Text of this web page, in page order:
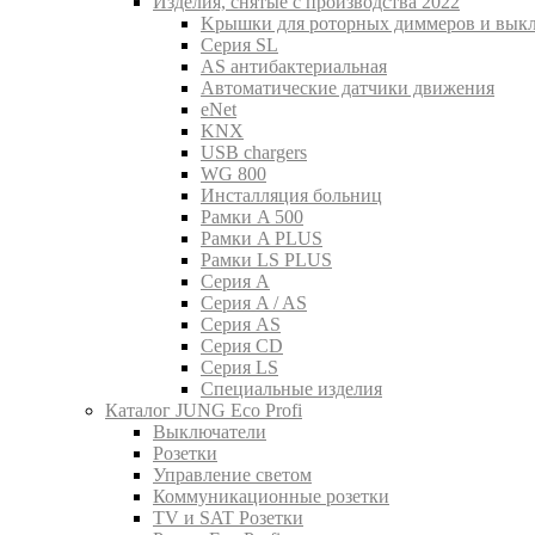
Kрышки для роторных диммеров и
Серия SL
AS антибактериальная
Aвтоматические датчики движения
eNet
KNX
USB chargers
WG 800
Инсталляция больниц
Рамки A 500
Рамки A PLUS
Рамки LS PLUS
Серия A
Серия A / AS
Серия AS
Серия CD
Серия LS
Специальные изделия
Каталог JUNG Eco Profi
Выключатели
Розетки
Управление светом
Коммуникационные розетки
TV и SAT Розетки